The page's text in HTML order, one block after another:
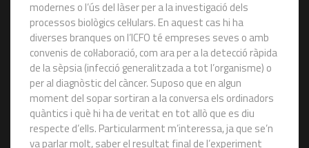
modernes o l’ús del làser per a la investigació dels
processos biològics cel·lulars. En aquest cas hi ha
diverses branques on l’ICFO té empreses seves o amb
convenis de col·laboració, com ara per a la detecció ràpida
de la sèpsia (infecció generalitzada a tot l’organisme) o
per al diagnòstic del càncer. Suposo que en algun
moment del sopar sortiran a la conversa els ordinadors
quàntics i què hi ha de veritat en tot allò que es diu
respecte d’ells. Particularment m’interessa, ja que se’n
va parlar molt, saber el resultat final de l’experiment